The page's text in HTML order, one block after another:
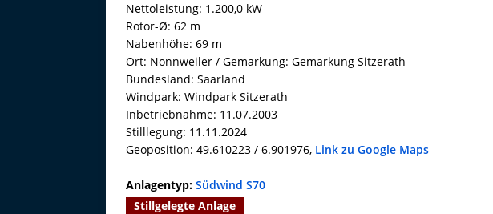
Nettoleistung: 1.200,0 kW
Rotor-Ø: 62 m
Nabenhöhe: 69 m
Ort: Nonnweiler / Gemarkung: Gemarkung Sitzerath
Bundesland: Saarland
Windpark: Windpark Sitzerath
Inbetriebnahme: 11.07.2003
Stilllegung: 11.11.2024
Geoposition: 49.610223 / 6.901976, Link zu Google Maps
Anlagentyp: Südwind S70
Stillgelegte Anlage